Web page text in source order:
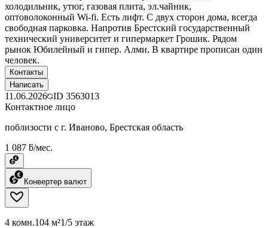
холодильник, утюг, газовая плита, эл.чайник,
оптоволоконный Wi-fi. Есть лифт. С двух сторон дома, всегда
свободная парковка. Напротив Брестский государственный
технический университет и гипермаркет Грошик. Рядом
рынок Юбилейный и гипер. Алми. В квартире прописан один
человек.
Контакты
Написать
11.06.2026 ID 3563013
Контактное лицо
поблизости с г. Иваново, Брестская область
1 087 ƃ/мес.
Конвертер валют
4 комн.104 м²1/5 этаж